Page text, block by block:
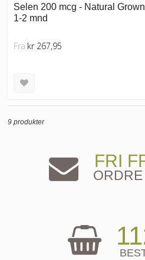
Selen 200 mcg - Natural
1-2 mnd
Fra kr 267,95
9 produkter
FRI